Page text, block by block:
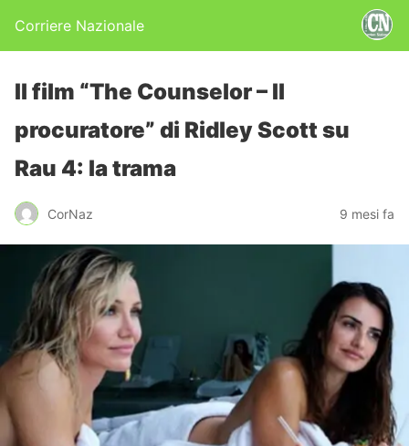
Corriere Nazionale
Il film “The Counselor – Il
procuratore” di Ridley Scott su
Rau 4: la trama
CorNaz 9 mesi fa